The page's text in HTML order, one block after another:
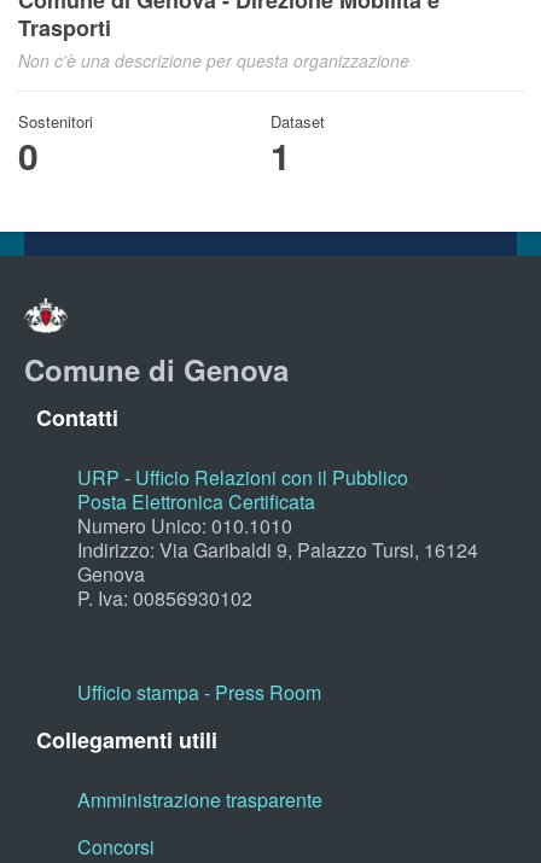
Trasporti
Non c'è una descrizione per questa organizzazione
Sostenitori
0
Dataset
1
Comune di Genova
Contatti
URP - Ufficio Relazioni con il Pubblico
Posta Elettronica Certificata
Numero Unico: 010.1010
Indirizzo: Via Garibaldi 9, Palazzo Tursi, 16124
Genova
P. Iva: 00856930102
Ufficio stampa - Press Room
Collegamenti utili
Amministrazione trasparente
Concorsi